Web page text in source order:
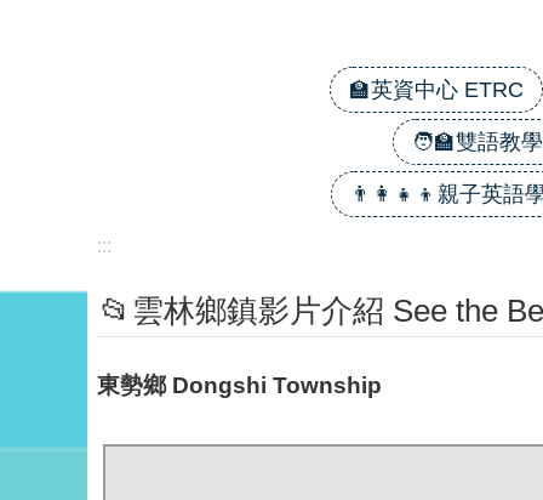
🏫英資中心 ETRC
🧑‍🏫雙語教
👨‍👩‍👧‍👦親子英語
:::
📂雲林鄉鎮影片介紹 See the
東勢鄉 Dongshi Township